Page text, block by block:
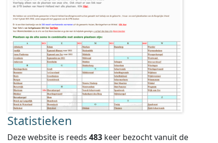
Statistieken
Deze website is reeds 483 keer bezocht vanuit de